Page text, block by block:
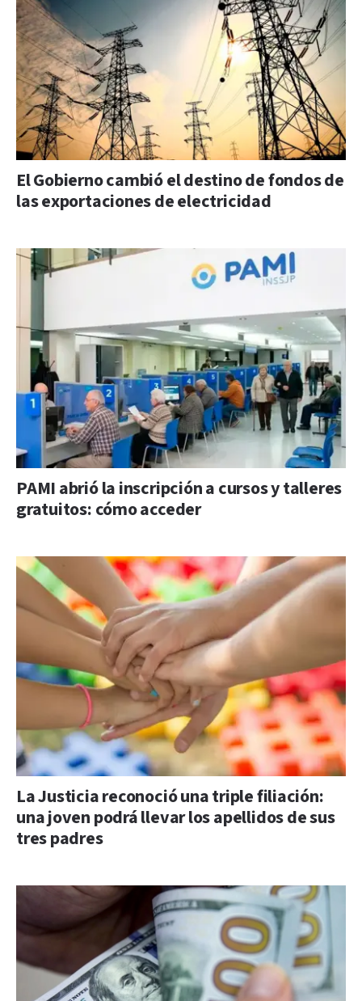
El Gobierno cambió el destino de fondos de
las exportaciones de electricidad
PAMI abrió la inscripción a cursos y talleres
gratuitos: cómo acceder
La Justicia reconoció una triple filiación:
una joven podrá llevar los apellidos de sus
tres padres